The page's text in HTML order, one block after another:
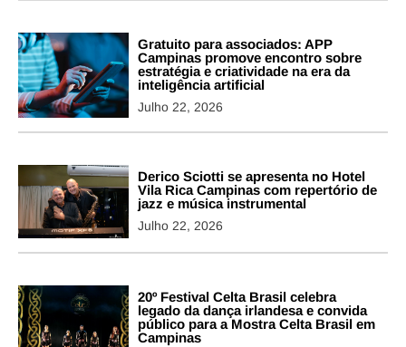
Gratuito para associados: APP
Campinas promove encontro sobre
estratégia e criatividade na era da
inteligência artificial
Julho 22, 2026
Derico Sciotti se apresenta no Hotel
Vila Rica Campinas com repertório de
jazz e música instrumental
Julho 22, 2026
20º Festival Celta Brasil celebra
legado da dança irlandesa e convida
público para a Mostra Celta Brasil em
Campinas